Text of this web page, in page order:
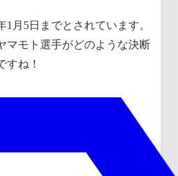
月5日までとされています。
マモト選手がどのような決断
すね！